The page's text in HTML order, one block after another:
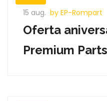
15 aug. by EP-Rompart
Oferta
Premium